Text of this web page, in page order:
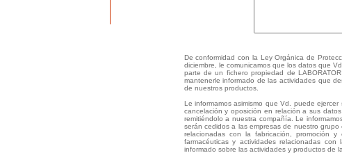
De conformidad con la Ley Orgánica de
diciembre, le comunicamos que los datos que
parte de un fichero propiedad de
mantenerle informado de las actividades que
de nuestros productos.
Le informamos asimismo que Vd. puede ejercer
cancelación y oposición en relación a sus
remitiéndolo a nuestra compañía. Le
serán cedidos a las empresas de nuestro
relacionadas con la fabricación, promoción y
farmacéuticas y actividades relacionadas
informado sobre las actividades y productos de